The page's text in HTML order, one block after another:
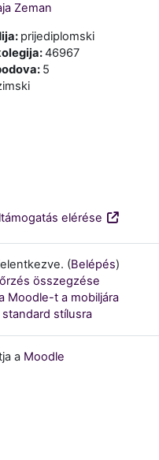
Zeman
: prijediplomski
:46967
: 5
elérése
(Belépés)
összegzése
Moodle-t a mobiljára
stílusra
a Moodle